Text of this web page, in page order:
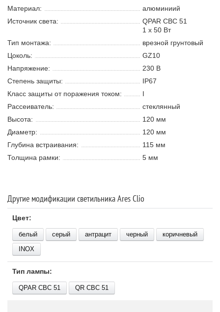
Материал:
алюминиий
Источник света:
QPAR CBC 51
1 х 50 Вт
Тип монтажа:
врезной грунтовый
Цоколь:
GZ10
Напряжение:
230 В
Степень защиты:
IP67
Класс защиты от поражения током:
I
Рассеиватель:
стеклянный
Высота:
120 мм
Диаметр:
120 мм
Глубина встраивания:
115 мм
Толщина рамки:
5 мм
Другие модификации светильника Ares Clio
Цвет:
белый серый антрацит черный
коричневый
INOX
Тип лампы:
QPAR CBC 51 QR CBC 51